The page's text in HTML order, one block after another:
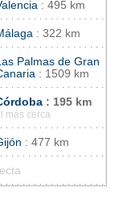
: 495 km
: 322 km
Palmas de Gran
: 1509 km
: 195 km
más cerca
: 477 km